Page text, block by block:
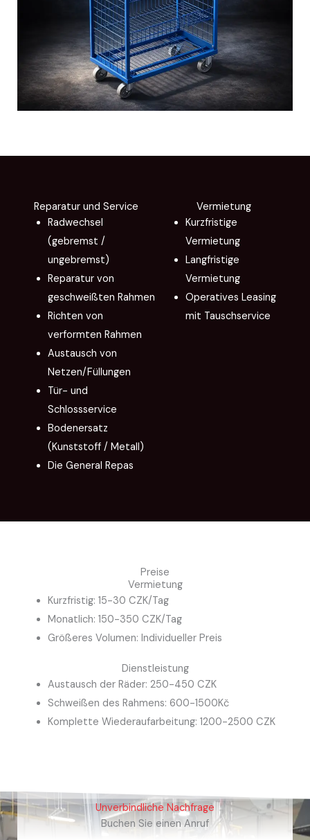
Reparatur und Service
Radwechsel
(gebremst /
ungebremst)
Reparatur von
geschweißten Rahmen
Richten von
verformten Rahmen
Austausch von
Netzen/Füllungen
Tür- und
Schlossservice
Bodenersatz
(Kunststoff / Metall)
Die General Repas
Vermietung
Kurzfristige
Vermietung
Langfristige
Vermietung
Operatives Leasing
mit Tauschservice
Preise
Vermietung
Kurzfristig: 15-30 CZK/Tag
Monatlich: 150-350 CZK/Tag
Größeres Volumen: Individueller Preis
Dienstleistung
Austausch der Räder: 250-450 CZK
Schweißen des Rahmens: 600-1500Kč
Komplette Wiederaufarbeitung: 1200-2500 CZK
Unverbindliche Nachfrage
Buchen Sie einen Anruf